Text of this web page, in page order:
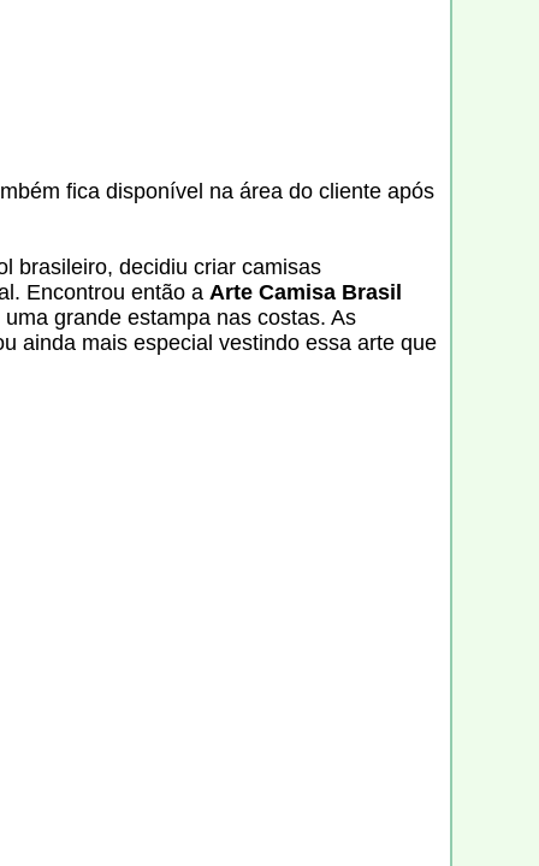
fica disponível na área do cliente após
brasileiro, decidiu criar camisas
Encontrou então a Arte Camisa Brasil
grande estampa nas costas. As
ainda mais especial vestindo essa arte que